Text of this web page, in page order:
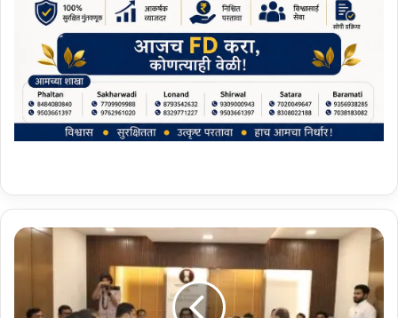
वा
-